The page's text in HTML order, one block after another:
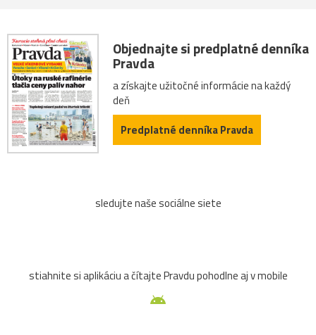
Objednajte si predplatné denníka
Pravda
a získajte užitočné informácie na každý
deň
Predplatné denníka Pravda
sledujte naše sociálne siete
stiahnite si aplikáciu a čítajte Pravdu pohodlne aj v mobile